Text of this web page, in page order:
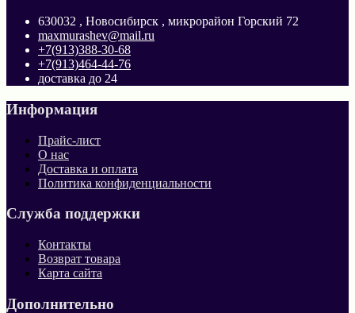
630032 , Новосибирск , микрорайон Горский 72
maxmurashev@mail.ru
+7(913)388-30-68
+7(913)464-44-76
доставка до 24
Информация
Прайс-лист
О нас
Доставка и оплата
Политика конфиденциальности
Служба поддержки
Контакты
Возврат товара
Карта сайта
Дополнительно